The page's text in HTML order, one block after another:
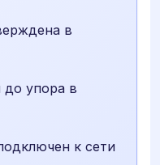
в
до упора в
к сети